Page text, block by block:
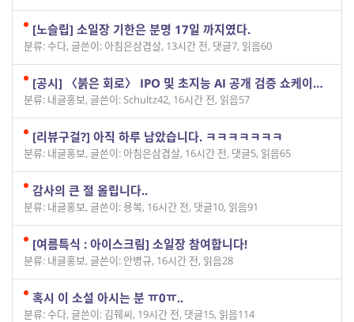
[노슬립] 소일장 기한은 분명 17일 까지였다.
분류: 수다, 글쓴이: 아침은삼겹살, 13시간 전, 댓글7, 읽음60
[공시] 〈붉은 회로〉 IPO 및 초지능 AI 공개 검증 쇼케이스 안내
분류: 내글홍보, 글쓴이: Schultz42, 16시간 전, 읽음57
[리뷰구걸?] 아직 하루 남았습니다. ㅋㅋㅋㅋㅋㅋㅋ
분류: 내글홍보, 글쓴이: 아침은삼겹살, 16시간 전, 댓글5, 읽음65
감사의 큰 절 올립니다..
분류: 내글홍보, 글쓴이: 용복, 16시간 전, 댓글10, 읽음91
[여름특식 : 아이스크림] 소일장 참여합니다!
분류: 내글홍보, 글쓴이: 안병규, 16시간 전, 읽음28
혹시 이 소설 아시는 분 ㅠ0ㅠ..
분류: 수다, 글쓴이: 김줴씨, 19시간 전, 댓글15, 읽음114